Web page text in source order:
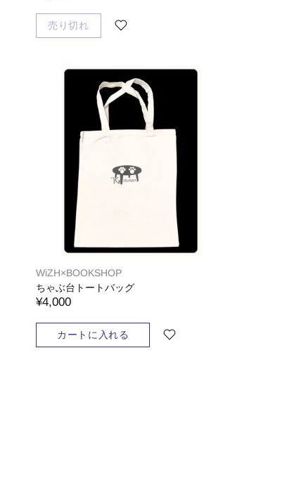
売り切れ
WiZH×BOOKSHOP
ちゃぶ台トートバッグ
¥4,000
カートに入れる